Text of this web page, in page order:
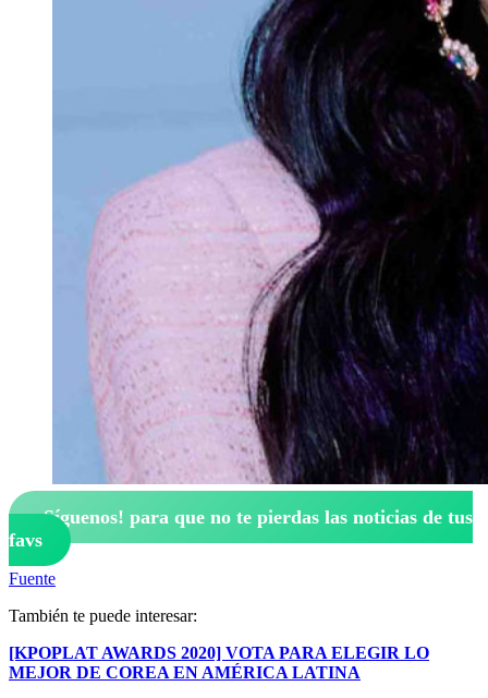
¡Síguenos! para que no te pierdas las noticias de tus
favs
Fuente
También te puede interesar:
[KPOPLAT AWARDS 2020] VOTA PARA ELEGIR LO
MEJOR DE COREA EN AMÉRICA LATINA